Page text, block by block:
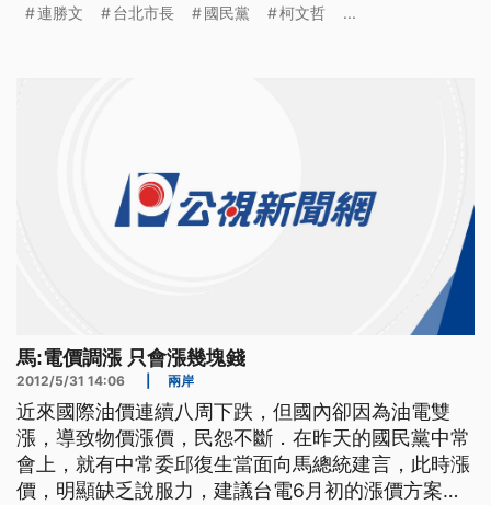
他競選總統時一模一樣，才氣到口出惡言。不過連戰
連勝文 台北市長 國民黨 柯文哲 ...
馬:電價調漲 只會漲幾塊錢
2012/5/31 14:06 兩岸
近來國際油價連續八周下跌，但國內卻因為油電雙
漲，導致物價漲價，民怨不斷．在昨天的國民黨中常
會上，就有中常委邱復生當面向馬總統建言，此時漲
價，明顯缺乏說服力，建議台電6月初的漲價方案應